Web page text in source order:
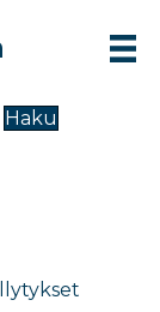
Haku